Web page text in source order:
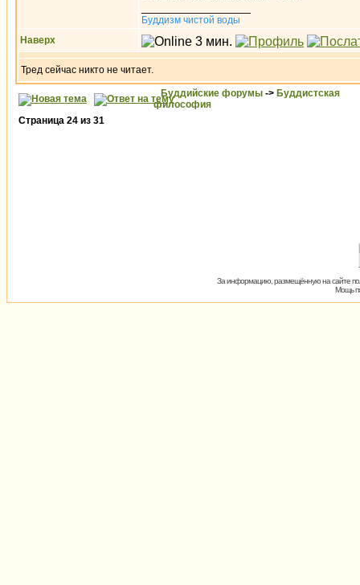
Буддизм чистой воды
Наверх
Тред сейчас никто не читает.
Буддийские форумы -> Буддистская
философия
Страница 24 из 31
За информацию, размещённую на сайте
Мощь